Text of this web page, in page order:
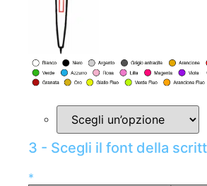
3 - Scegli il font della
*